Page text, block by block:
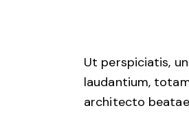
Ut perspiciatis,
laudantium,
architecto